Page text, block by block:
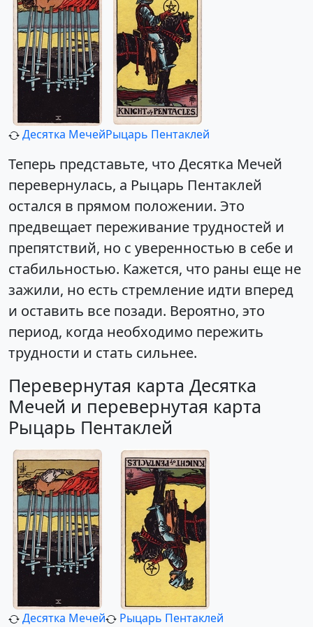
Десятка МечейРыцарь Пентаклей
Теперь представьте, что Десятка Мечей
перевернулась, а Рыцарь Пентаклей
остался в прямом положении. Это
предвещает переживание трудностей и
препятствий, но с уверенностью в себе и
стабильностью. Кажется, что раны еще не
зажили, но есть стремление идти вперед
и оставить все позади. Вероятно, это
период, когда необходимо пережить
трудности и стать сильнее.
Перевернутая карта Десятка
Мечей и перевернутая карта
Рыцарь Пентаклей
Десятка Мечей Рыцарь Пентаклей